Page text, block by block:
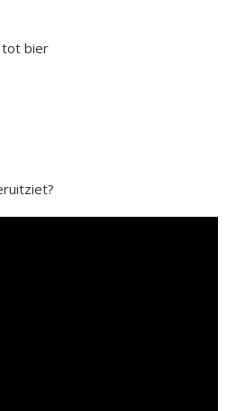
tot bier